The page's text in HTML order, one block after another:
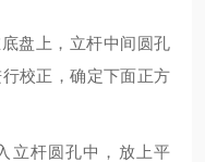
盘上，立杆中间圆孔
校正，确定下面正方
立杆圆孔中，放上平